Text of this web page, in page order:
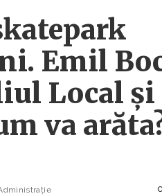
Emil
Local și
va